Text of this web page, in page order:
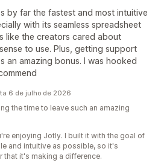
by far the fastest and most intuitive
with its seamless spreadsheet
like the creators cared about
to use. Plus, getting support
an amazing bonus. I was hooked
6 de julho de 2026
the time to leave such an amazing
enjoying Jotly. I built it with the goal of
and intuitive as possible, so it's
that it's making a difference.